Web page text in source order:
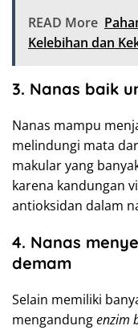
READ More
Kelebihan dan
3. Nanas baik
Nanas mampu
melindungi mata
makular yang
karena kandungan
antioksidan dalam
4. Nanas
demam
Selain memiliki
mengandungenzim